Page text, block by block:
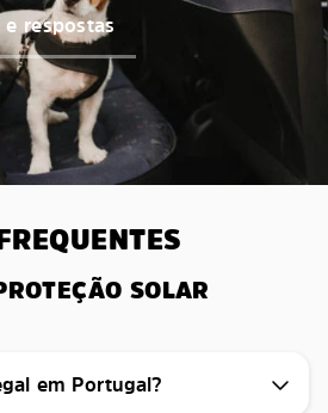
e respostas
SOLAR
em Portugal?